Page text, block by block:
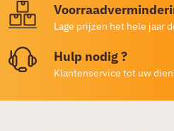
Lage prijzen het hele jaar
Hulp nodig ?
Klantenservice tot uw